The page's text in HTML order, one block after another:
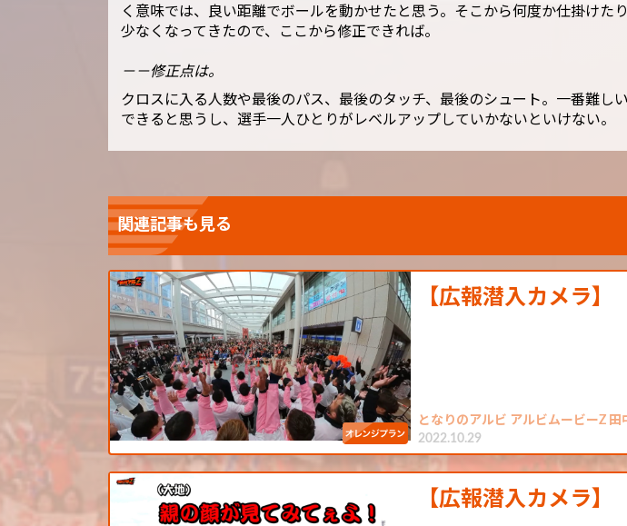
く意味では、良い距離でボールを動かせたと思う。そこから何度か仕掛け
少なくなってきたので、ここから修正できれば。
－－修正点は。
クロスに入る人数や最後のパス、最後のタッチ、最後のシュート。一番難
できると思うし、選手一人ひとりがレベルアップしていかないといけない。
関連記事も見る
【広報潜入カメラ】
となりのアルビ アルビムービーZ
2022.10.29
【広報潜入カメラ】